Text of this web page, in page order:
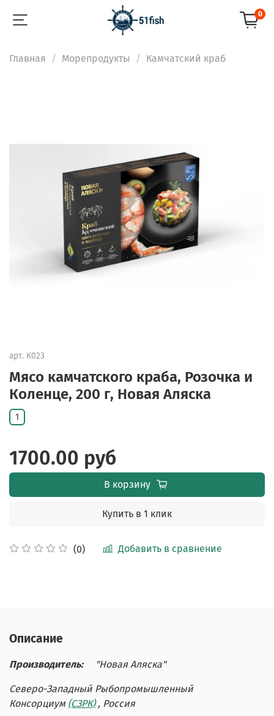
0
Главная Морепродукты Камчатский краб
арт. К023
Мясо камчатского краба, Розочка и
Коленце, 200 г, Новая Аляска
(0) Добавить в сравнение
1
1700.00 руб
В корзину
Купить в 1 клик
Описание
Производитель:"Новая Аляска"
Северо-Западный Рыбопромышленный
Консорциум (СЗРК), Россия